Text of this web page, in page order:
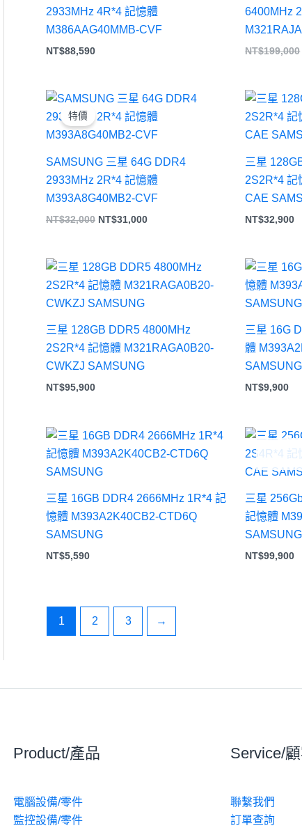
2933MHz 4R*4 記憶體
M386AAG40MMB-CVF
NT$88,590
6400MHz
NT$199,000
特價
SAMSUNG 三星 64G DDR4
2933MHz 2R*4 記憶體
M393A8G40MB2-CVF
NT$32,000
原
價
格：
NT$31,000
目
價
格：
三星
2S2R*4 記
CAE
NT$32,900
三星 128GB DDR5 4800MHz
2S2R*4 記憶體 M321RAGA0B20-
CWKZJ SAMSUNG
NT$95,900
三星 16G
體
NT$9,900
三星 16GB DDR4 2666MHz 1R*4 記
憶體 M393A2K40CB2-CTD6Q
SAMSUNG
NT$5,590
三星
記憶體
SAMSUNG
NT$99,900
1 2 3 →
Product/產品
電腦設備/零件
監控設備/零件
Service/
聯繫我們
訂單查詢